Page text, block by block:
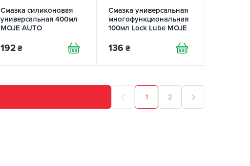
Смазка силиконовая
универсальная 400мл
MOJE AUTO
192 ₴
Смазка универсальная
многофункциональная
100мл Lock Lube MOJE
136 ₴
1 2